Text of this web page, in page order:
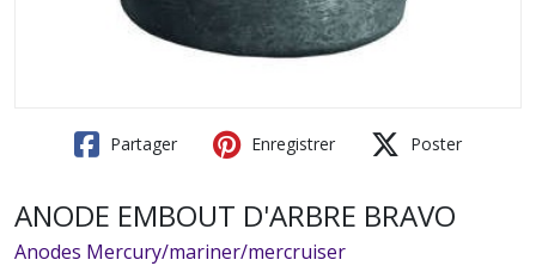
Partager Enregistrer Poster
ANODE EMBOUT D'ARBRE BRAVO
Anodes Mercury/mariner/mercruiser